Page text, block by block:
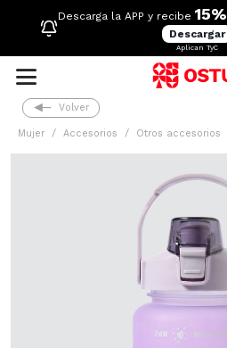
Descarga la APP y recibe 15%
Descargar
Aplican TyC
Volver
Mujer Accesorios Otros accesorios